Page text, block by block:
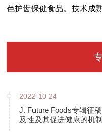
色护齿保健食品。技术成熟
2022-10-24
J. Future Foods专辑征
及性及其促进健康的机制